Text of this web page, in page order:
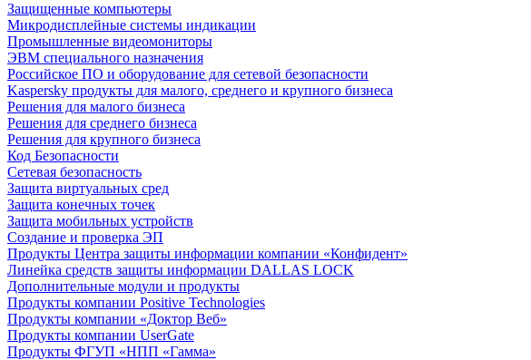
Защищенные компьютеры
Микродисплейные системы индикации
Промышленные видеомониторы
ЭВМ специального назначения
Российское ПО и оборудование для сетевой безопасности
Kaspersky продукты для малого, среднего и крупного бизнеса
Решения для малого бизнеса
Решения для среднего бизнеса
Решения для крупного бизнеса
Код Безопасности
Сетевая безопасность
Защита виртуальных сред
Защита конечных точек
Защита мобильных устройств
Создание и проверка ЭП
Продукты Центра защиты информации компании «Конфидент»
Линейка средств защиты информации DALLAS LOCK
Дополнительные модули и продукты
Продукты компании Positive Technologies
Продукты компании «Доктор Веб»
Продукты компании UserGate
Продукты ФГУП «НПП «Гамма»